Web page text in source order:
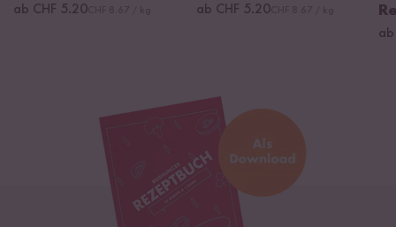
ab CHF 5.20 ab CHF 5.20CHF 8.67 / kg